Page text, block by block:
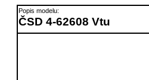
Popis modelu:
ČSD 4-62608 Vtu